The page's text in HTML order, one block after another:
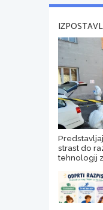
strast do
tehnologij